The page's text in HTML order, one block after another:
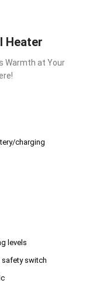
Heater
Warmth at Your
charging
levels
safety switch